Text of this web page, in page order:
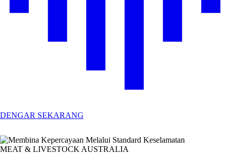
DENGAR SEKARANG
MEAT & LIVESTOCK AUSTRALIA